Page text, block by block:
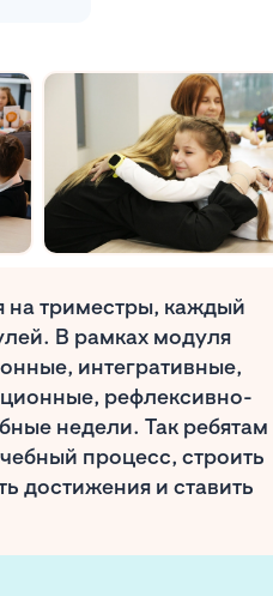
на триместры, каждый
В рамках модуля
интегративные,
рефлексивно-
недели. Так ребятам
процесс, строить
достижения и ставить